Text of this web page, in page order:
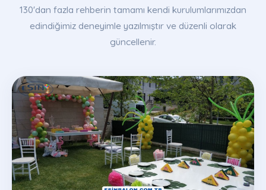
130'dan fazla rehberin tamamı kendi kurulumlarımızdan
edindiğimiz deneyimle yazılmıştır ve düzenli olarak
güncellenir.